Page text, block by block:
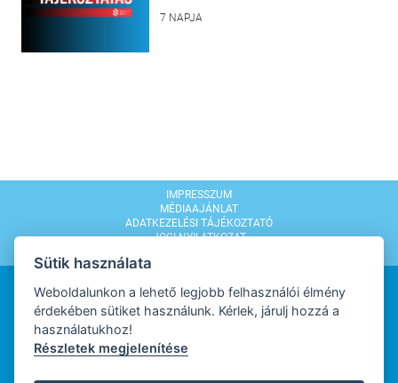
7 NAPJA
IMPRESSZUM
MÉDIAAJÁNLAT
ADATKEZELÉSI TÁJÉKOZTATÓ
JOGI NYILATKOZAT
WEBDESIGN
Sütik használata
Weboldalunkon a lehető legjobb felhasználói élmény
érdekében sütiket használunk. Kérlek, járulj hozzá a
használatukhoz!
Részletek megjelenítése